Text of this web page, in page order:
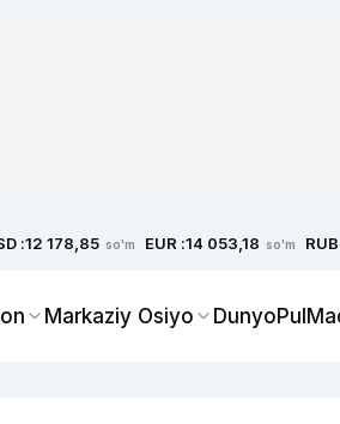
:12 178,85 so'm EUR :14 053,18 so'm
Markaziy Osiyo DunyoPul